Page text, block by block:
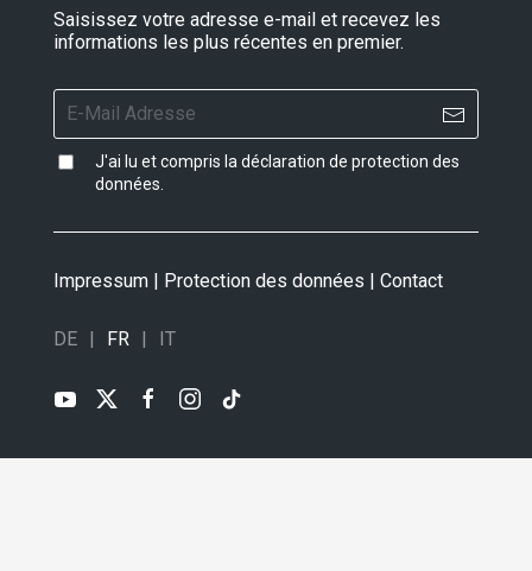
Saisissez votre adresse e-mail et recevez les
informations les plus récentes en premier.
J'ai lu et compris la déclaration de protection des
données
Impressum Protection des données Contact
DE FR IT